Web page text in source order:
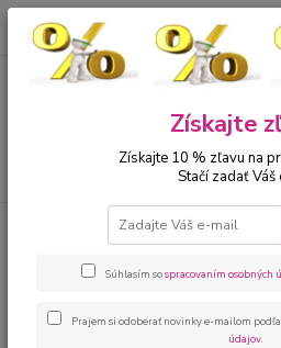
00421 905 612848
Dupačky, overaly,
Kojenecký pletený
kapucňou šedý
Získajte
Získajte 10 % zľavu na
Stačí zadať Váš
Súhlasím sospracovaním osobných
Prajem si odoberať novinky e-mailom podľa
údajov.